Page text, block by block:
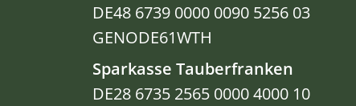
DE48 6739 0000 0090 5256 03
GENODE61WTH
Sparkasse Tauberfranken
DE28 6735 2565 0000 4000 10